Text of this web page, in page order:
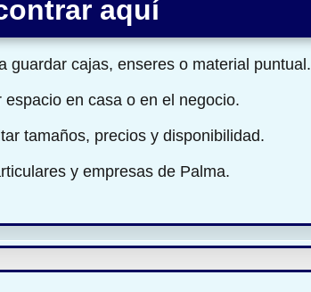
aquí
guardar cajas, enseres o material puntual.
en casa o en el negocio.
tamaños, precios y disponibilidad.
y empresas de Palma.